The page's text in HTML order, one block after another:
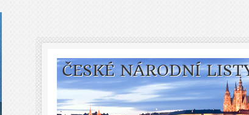
ČESKÉ NÁRODNÍ